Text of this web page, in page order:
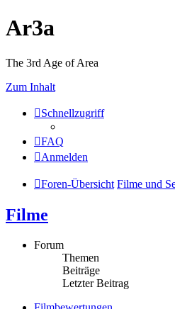
Ar3a
The 3rd Age of Area
Zum Inhalt
Schnellzugriff
FAQ
Anmelden
Foren-Übersicht Filme und
Filme
Forum
Themen
Beiträge
Letzter Beitrag